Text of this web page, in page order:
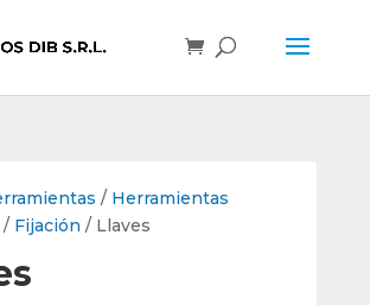
/ Herramientas
/ Fijación / Llaves